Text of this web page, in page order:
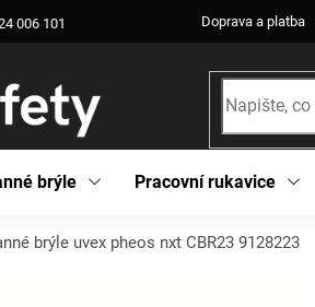
006 101 Doprava a platba
brýle Pracovní rukavice
brýle uvex pheos nxt CBR23 9128223